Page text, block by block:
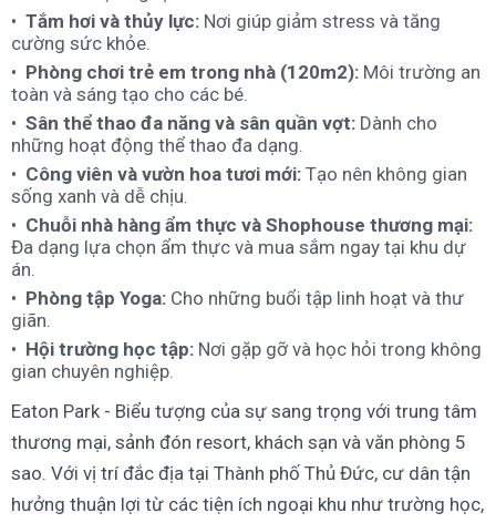
Tắm hơi và thủy lực: Nơi giúp giảm stress và tăng
cường sức khỏe.
Phòng chơi trẻ em trong nhà (120m2): Môi trường an
toàn và sáng tạo cho các bé.
Sân thể thao đa năng và sân quần vợt: Dành cho
những hoạt động thể thao đa dạng.
Công viên và vườn hoa tươi mới: Tạo nên không gian
sống xanh và dễ chịu.
Chuỗi nhà hàng ẩm thực và Shophouse thương mại:
Đa dạng lựa chọn ẩm thực và mua sắm ngay tại khu dự
án.
Phòng tập Yoga: Cho những buổi tập linh hoạt và thư
giãn.
Hội trường học tập: Nơi gặp gỡ và học hỏi trong không
gian chuyên nghiệp.
Eaton Park - Biểu tượng của sự sang trọng với trung tâm
thương mại, sảnh đón resort, khách sạn và văn phòng 5
sao. Với vị trí đắc địa tại Thành phố Thủ Đức, cư dân tận
hưởng thuận lợi từ các tiện ích ngoại khu như trường học,